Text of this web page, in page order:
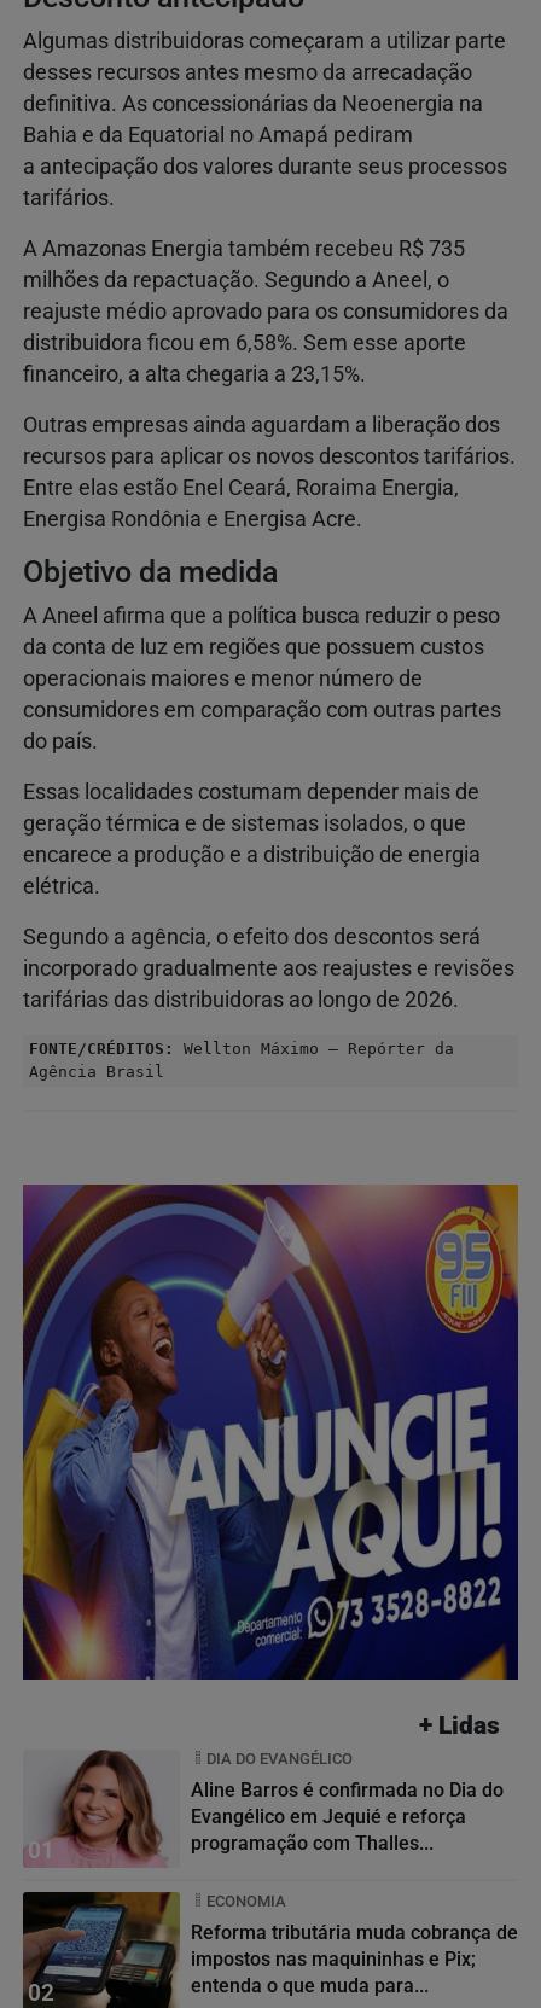
Algumas distribuidoras começaram a utilizar parte
desses recursos antes mesmo da arrecadação
definitiva. As concessionárias da Neoenergia na
Bahia e da Equatorial no Amapá pediram
a antecipação dos valores durante seus processos
tarifários.
A Amazonas Energia também recebeu R$ 735
milhões da repactuação. Segundo a Aneel, o
reajuste médio aprovado para os consumidores da
distribuidora ficou em 6,58%. Sem esse aporte
financeiro, a alta chegaria a 23,15%.
Outras empresas ainda aguardam a liberação dos
recursos para aplicar os novos descontos tarifários.
Entre elas estão Enel Ceará, Roraima Energia,
Energisa Rondônia e Energisa Acre.
Objetivo da medida
A Aneel afirma que a política busca reduzir o peso
da conta de luz em regiões que possuem custos
operacionais maiores e menor número de
consumidores em comparação com outras partes
do país.
Essas localidades costumam depender mais de
geração térmica e de sistemas isolados, o que
encarece a produção e a distribuição de energia
elétrica.
Segundo a agência, o efeito dos descontos será
incorporado gradualmente aos reajustes e revisões
tarifárias das distribuidoras ao longo de 2026.
FONTE/CRÉDITOS:
Wellton Máximo – Repórter da
Agência Brasil
+ Lidas
01
DIA DO EVANGÉLICO
Aline Barros é confirmada no Dia do
Evangélico em Jequié e reforça
programação com Thalles...
02
ECONOMIA
Reforma tributária muda cobrança de
impostos nas maquininhas e Pix;
entenda o que muda para...